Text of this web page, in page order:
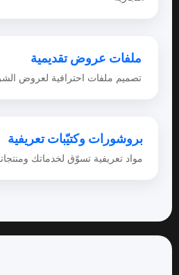
ملفات عروض تقديمية
تصميم ملفات احترافية لعروض
بروشورات وكتيّبات تعريفية
مواد تعريفية تسوّق لخدماتك